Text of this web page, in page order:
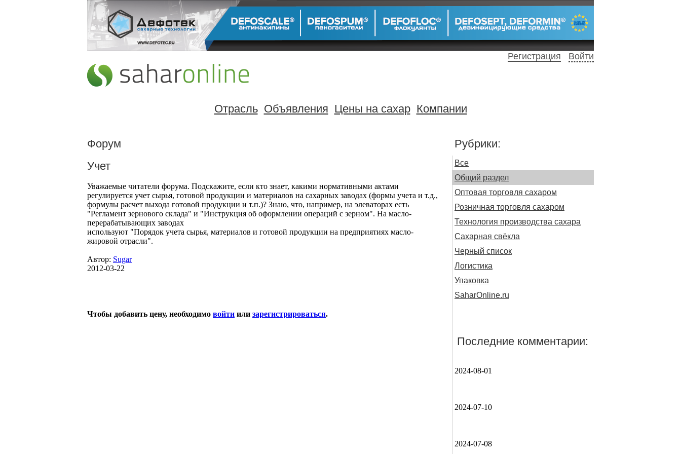
Войти
Регистрация
Отрасль Объявления Цены на сахар Компании
Рубрики:
Все
Общий раздел
Оптовая торговля сахаром
Розничная торговля сахаром
Технология производства сахара
Сахарная свёкла
Черный список
Логистика
Упаковка
SaharOnline.ru
Последние комментарии:
2024-08-01
2024-07-10
2024-07-08
Форум
Учет
Уважаемые читатели форума. Подскажите, если кто знает, какими нормативными актами
регулируется учет сырья, готовой продукции и материалов на сахарных заводах (формы учета и т.д.,
формулы расчет выхода готовой продукции и т.п.)? Знаю, что, например, на элеваторах есть
"Регламент зернового склада" и "Инструкция об оформлении операций с зерном". На масло-
перерабатывающих заводах
используют "Порядок учета сырья, материалов и готовой продукции на предприятиях масло-
жировой отрасли".
Автор: Sugar
2012-03-22
Чтобы добавить цену, необходимо войти или зарегистрироваться.